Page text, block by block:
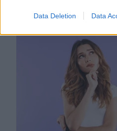
Data Deletion Data